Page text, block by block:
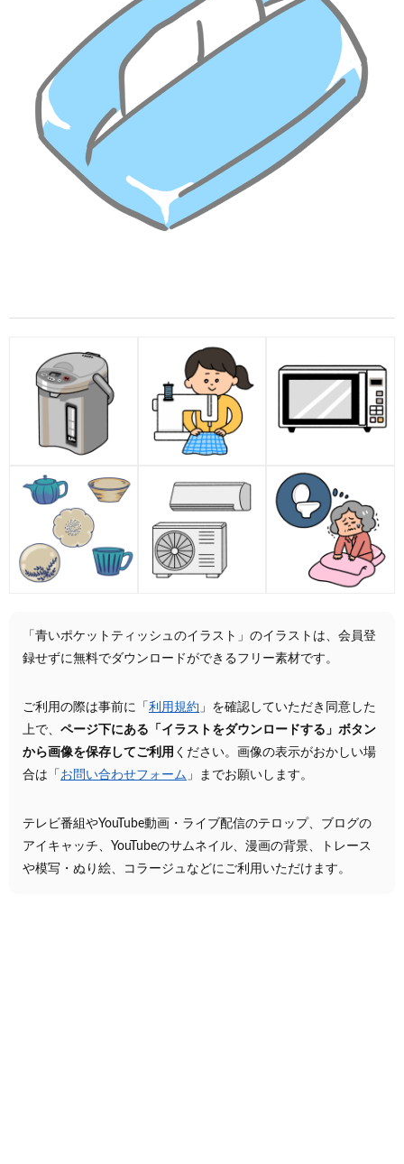
「青いポケットティッシュのイラスト」のイラストは、会員登
録せずに無料でダウンロードができるフリー素材です。
ご利用の際は事前に「 利用規約 」を確認していただき同意した
上で、 ページ下にある「イラストをダウンロードする」ボタン
から画像を保存してご利用 ください。画像の表示がおかしい場
合は「 お問い合わせフォーム 」までお願いします。
テレビ番組やYouTube動画・ライブ配信のテロップ、ブログの
アイキャッチ、YouTubeのサムネイル、漫画の背景、トレース
や模写・ぬり絵、コラージュなどにご利用いただけます。